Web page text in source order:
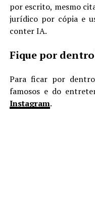
por escrito, mesmo
jurídico por cópia e
conter IA.
Fique por
Para ficar por
famosos e do
Instagram.